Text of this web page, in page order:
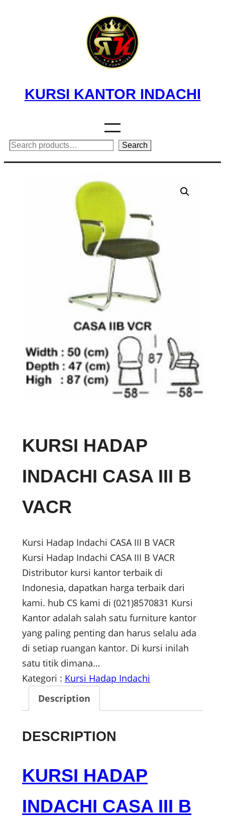
KURSI KANTOR INDACHI
Search Search
KURSI HADAP
INDACHI CASA III B
VACR
Kursi Hadap Indachi CASA III B VACR
Kursi Hadap Indachi CASA III B VACR
Distributor kursi kantor terbaik di
Indonesia, dapatkan harga terbaik dari
kami. hub CS kami di (021)8570831 Kursi
Kantor adalah salah satu furniture kantor
yang paling penting dan harus selalu ada
di setiap ruangan kantor. Di kursi inilah
satu titik dimana…
Kategori : Kursi Hadap Indachi
Description
DESCRIPTION
KURSI HADAP
INDACHI CASA III B